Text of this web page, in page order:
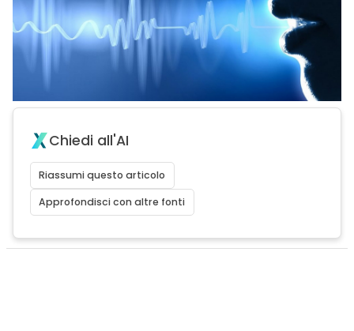
Chiedi all'AI
Riassumi questo articolo
Approfondisci con altre fonti